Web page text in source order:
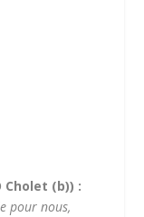
Cholet (b)) :
pour nous,